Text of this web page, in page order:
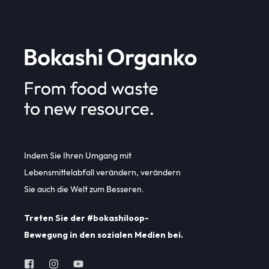
Indem Sie Ihren Umgang mit
Lebensmittelabfall verändern, verändern
Sie auch die Welt zum Besseren.
Treten Sie der #bokashiloop-
Bewegung in den sozialen Medien bei.